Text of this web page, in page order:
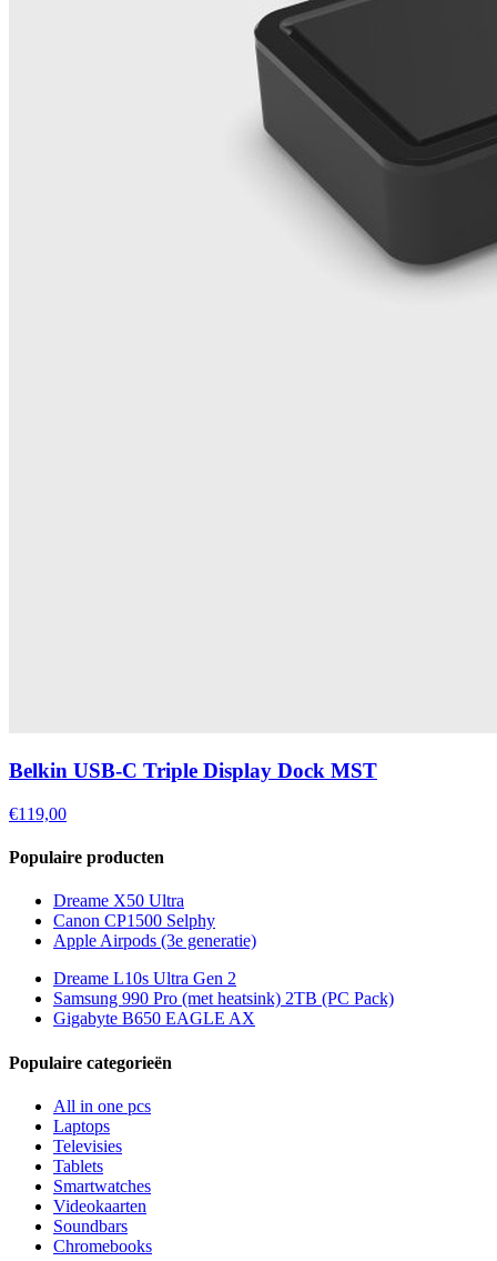
Belkin USB-C Triple Display Dock MST
€119,00
Populaire producten
Dreame X50 Ultra
Canon CP1500 Selphy
Apple Airpods (3e generatie)
Dreame L10s Ultra Gen 2
Samsung 990 Pro (met heatsink) 2TB (PC Pack)
Gigabyte B650 EAGLE AX
Populaire categorieën
All in one pcs
Laptops
Televisies
Tablets
Smartwatches
Videokaarten
Soundbars
Chromebooks